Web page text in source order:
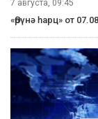
7 августа, 09:45
«Өрүнә һарц» от